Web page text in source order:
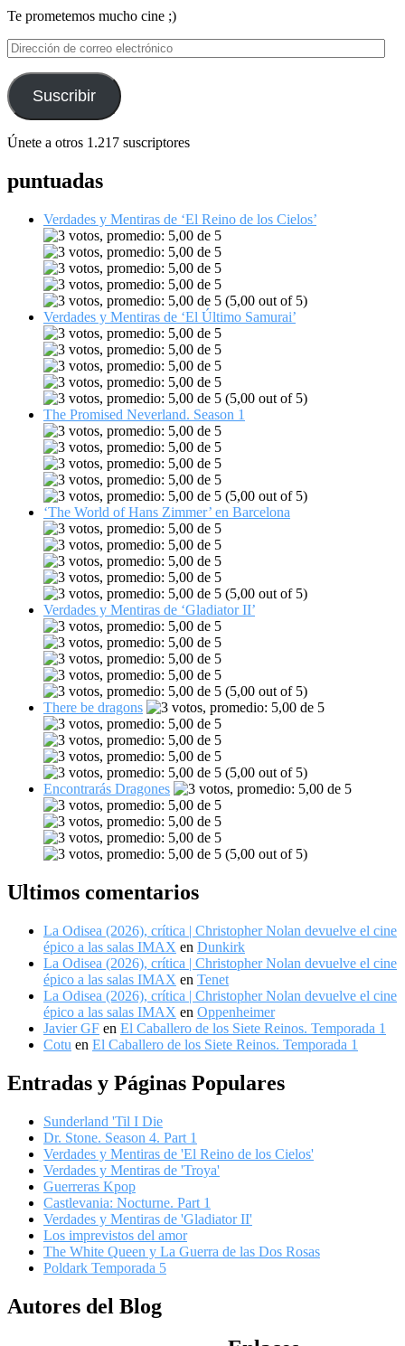
Te prometemos mucho cine ;)
Dirección
de
correo
electrónico
Suscribir
Únete a otros 1.217 suscriptores
puntuadas
Verdades y Mentiras de ‘El Reino de los Cielos’
(5,00 out of 5)
Verdades y Mentiras de ‘El Último Samurai’
(5,00 out of 5)
The Promised Neverland. Season 1
(5,00 out of 5)
‘The World of Hans Zimmer’ en Barcelona
(5,00 out of 5)
Verdades y Mentiras de ‘Gladiator II’
(5,00 out of 5)
There be dragons
(5,00 out of 5)
Encontrarás Dragones
(5,00 out of 5)
Ultimos comentarios
La Odisea (2026), crítica | Christopher Nolan devuelve el cine
épico a las salas IMAX en Dunkirk
La Odisea (2026), crítica | Christopher Nolan devuelve el cine
épico a las salas IMAX en Tenet
La Odisea (2026), crítica | Christopher Nolan devuelve el cine
épico a las salas IMAX en Oppenheimer
Javier GF en El Caballero de los Siete Reinos. Temporada 1
Cotu en El Caballero de los Siete Reinos. Temporada 1
Entradas y Páginas Populares
Sunderland 'Til I Die
Dr. Stone. Season 4. Part 1
Verdades y Mentiras de 'El Reino de los Cielos'
Verdades y Mentiras de 'Troya'
Guerreras Kpop
Castlevania: Nocturne. Part 1
Verdades y Mentiras de 'Gladiator II'
Los imprevistos del amor
The White Queen y La Guerra de las Dos Rosas
Poldark Temporada 5
Autores del Blog